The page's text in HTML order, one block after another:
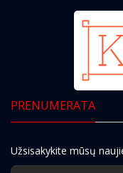
PRENUMERATA
Užsisakykite mūsų